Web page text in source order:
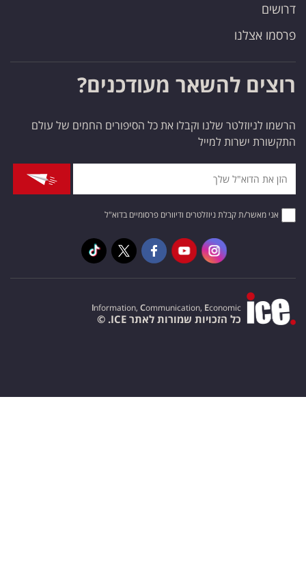
דרושים
פרסמו אצלנו
רוצים להשאר מעודכנים?
הרשמו לניוזלטר שלנו וקבלו את כל הסיפורים החמים של עולם
התקשורת ישרות למייל
אני מאשר/ת קבלת ניוזלטרים ודיוורים פרסומיים בדוא"ל
Information, Communication, Economic
כל הזכויות שמורות לאתר ICE. ©